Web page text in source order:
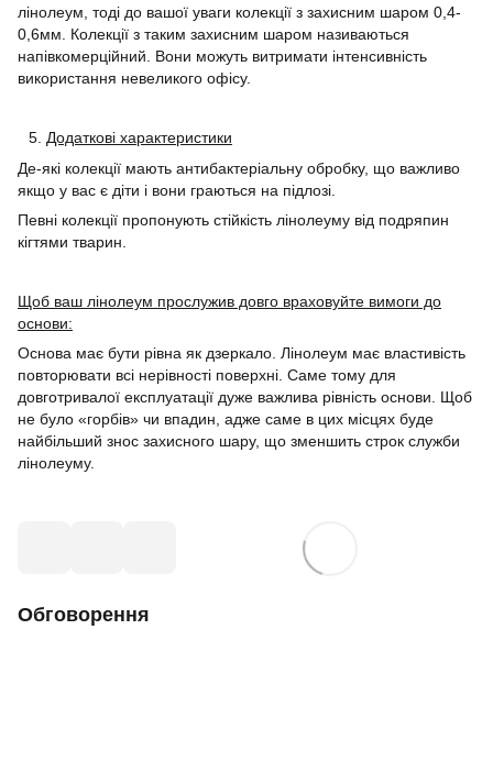
лінолеум, тоді до вашої уваги колекції з захисним шаром 0,4-
0,6мм. Колекції з таким захисним шаром називаються
напівкомерційний. Вони можуть витримати інтенсивність
використання невеликого офісу.
Додаткові характеристики
Де-які колекції мають антибактеріальну обробку, що важливо
якщо у вас є діти і вони граються на підлозі.
Певні колекції пропонують стійкість лінолеуму від подряпин
кігтями тварин.
Щоб ваш лінолеум прослужив довго враховуйте вимоги до
основи:
Основа має бути рівна як дзеркало. Лінолеум має властивість
повторювати всі нерівності поверхні. Саме тому для
довготривалої експлуатації дуже важлива рівність основи. Щоб
не було «горбів» чи впадин, адже саме в цих місцях буде
найбільший знос захисного шару, що зменшить строк служби
лінолеуму.
Обговорення